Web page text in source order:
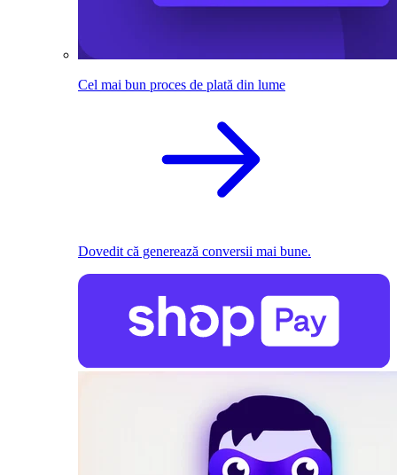
Cel mai bun proces de plată din lume
Dovedit că generează conversii mai bune.